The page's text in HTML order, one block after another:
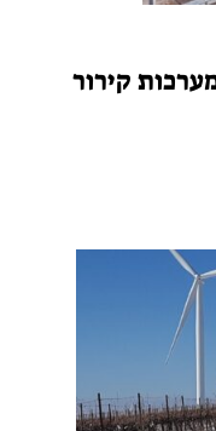
במערכות קירור